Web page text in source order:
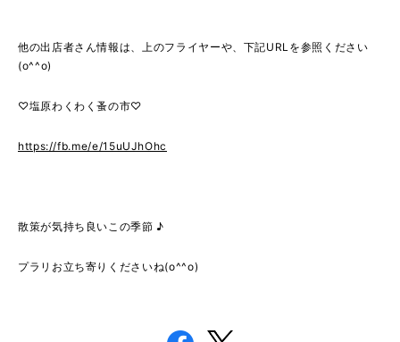
他の出店者さん情報は、上のフライヤーや、下記URLを参照ください
(o^^o)
♡塩原わくわく蚤の市♡
https://fb.me/e/15uUJhOhc
散策が気持ち良いこの季節 ♪
プラリお立ち寄りくださいね(o^^o)